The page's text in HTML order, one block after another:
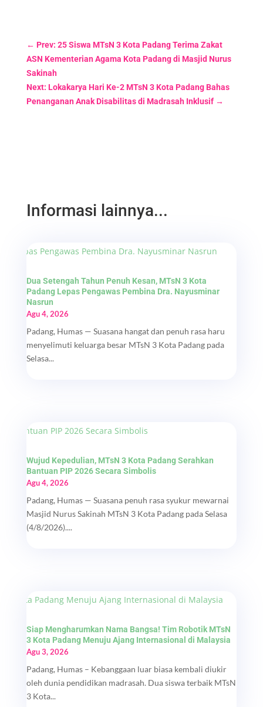
← Prev: 25 Siswa MTsN 3 Kota Padang Terima Zakat
ASN Kementerian Agama Kota Padang di Masjid Nurus
Sakinah
Next: Lokakarya Hari Ke-2 MTsN 3 Kota Padang Bahas
Penanganan Anak Disabilitas di Madrasah Inklusif→
Informasi lainnya...
Dua Setengah Tahun Penuh Kesan, MTsN 3 Kota
Padang Lepas Pengawas Pembina Dra. Nayusminar
Nasrun
Agu 4, 2026
Padang, Humas — Suasana hangat dan penuh rasa haru
menyelimuti keluarga besar MTsN 3 Kota Padang pada
Selasa...
Wujud Kepedulian, MTsN 3 Kota Padang Serahkan
Bantuan PIP 2026 Secara Simbolis
Agu 4, 2026
Padang, Humas — Suasana penuh rasa syukur mewarnai
Masjid Nurus Sakinah MTsN 3 Kota Padang pada Selasa
(4/8/2026)....
Siap Mengharumkan Nama Bangsa! Tim Robotik MTsN
3 Kota Padang Menuju Ajang Internasional di Malaysia
Agu 3, 2026
Padang, Humas – Kebanggaan luar biasa kembali diukir
oleh dunia pendidikan madrasah. Dua siswa terbaik MTsN
3 Kota...